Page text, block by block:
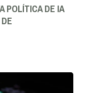
POLÍTICA DE IA